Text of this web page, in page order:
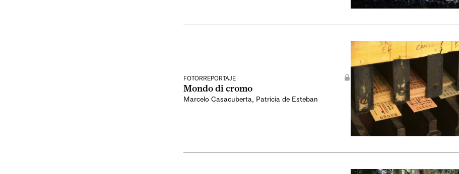
FOTORREPORTAJE
Mondo di cromo
Marcelo Casacuberta, Patricia de Esteban